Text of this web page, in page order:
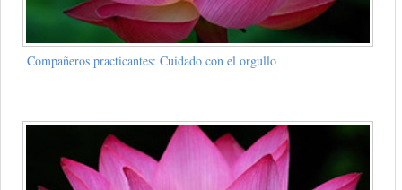
Compañeros practicantes: Cuidado con el orgullo